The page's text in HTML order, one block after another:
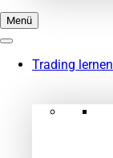
Menü
Trading lernen